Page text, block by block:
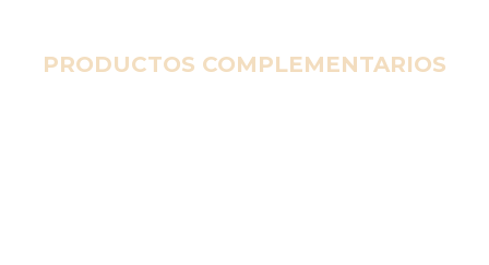
PRODUCTOS COMPLEMENTARIOS